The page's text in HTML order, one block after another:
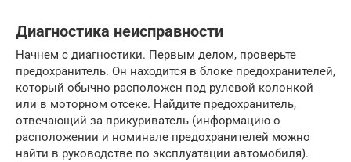
Диагностика неисправности
Начнем с диагностики. Первым делом, проверьте
предохранитель. Он находится в блоке предохранителей,
который обычно расположен под рулевой колонкой
или в моторном отсеке. Найдите предохранитель,
отвечающий за прикуриватель (информацию о
расположении и номинале предохранителей можно
найти в руководстве по эксплуатации автомобиля).